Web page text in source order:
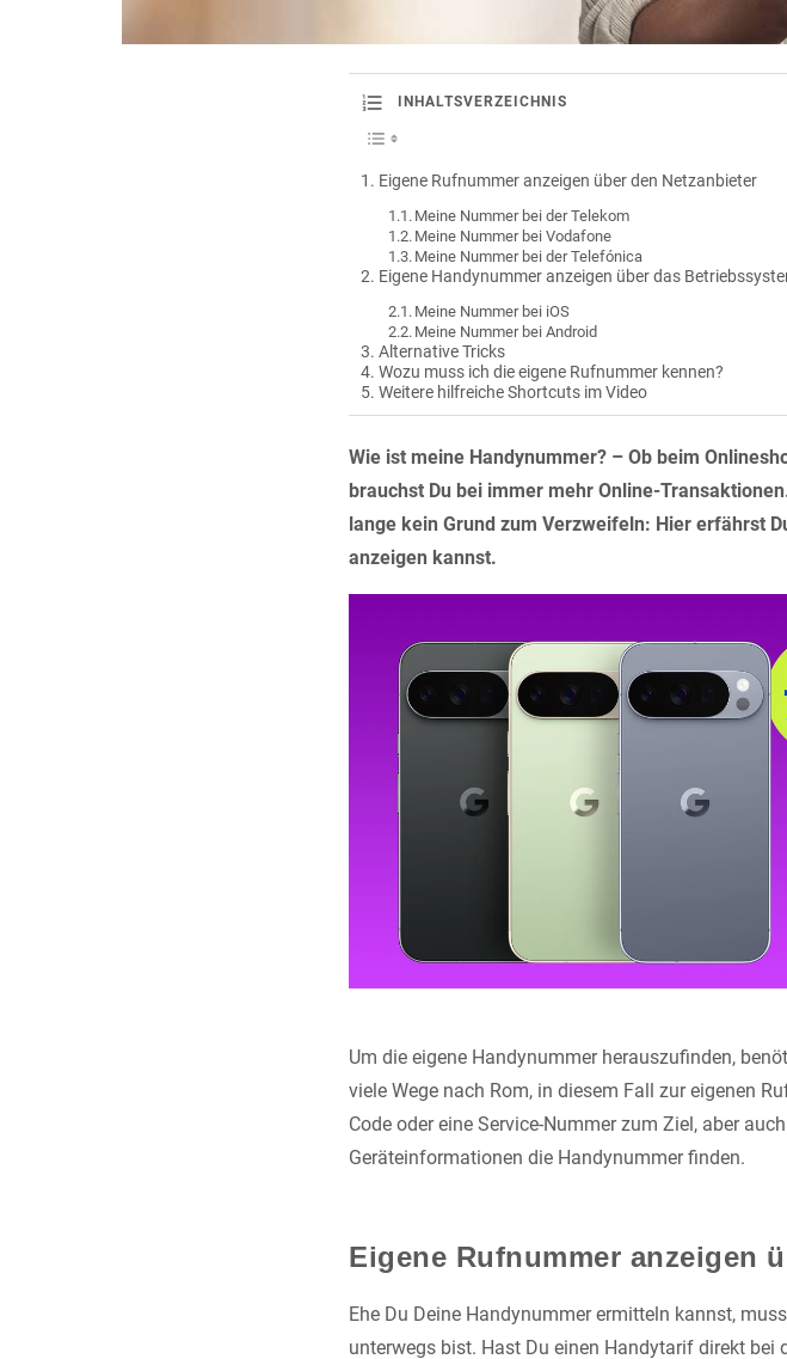
INHALTSVERZEICHNIS
Eigene Rufnummer anzeigen über den Netzanbieter
Meine Nummer bei der Telekom
Meine Nummer bei Vodafone
Meine Nummer bei der Telefónica
Eigene Handynummer anzeigen über das
Meine Nummer bei iOS
Meine Nummer bei Android
Alternative Tricks
Wozu muss ich die eigene Rufnummer kennen?
Weitere hilfreiche Shortcuts im Video
Wie ist meine Handynummer? – Ob beim
brauchst Du bei immer mehr Online-
lange kein Grund zum Verzweifeln: Hier erfährst
anzeigen kannst.
Um die eigene Handynummer herauszufinden,
viele Wege nach Rom, in diesem Fall zur eigenen
Code oder eine Service-Nummer zum Ziel, aber
Geräteinformationen die Handynummer finden.
Eigene Rufnummer anzeigen
Ehe Du Deine Handynummer ermitteln kannst,
unterwegs bist. Hast Du einen Handytarif direkt bei